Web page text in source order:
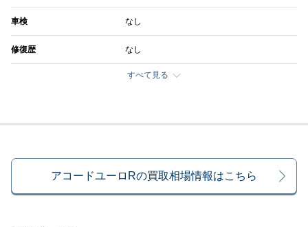
車検 なし
修復歴 なし
すべて見る
アコードユーロRの買取相場情報はこちら